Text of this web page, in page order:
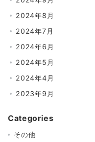
2024年8月
2024年7月
2024年6月
2024年5月
2024年4月
2023年9月
Categories
その他